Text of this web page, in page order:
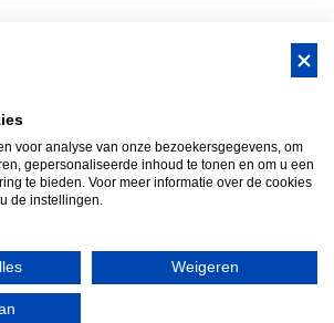
Natuurlijk Gastvrijer in
Groepsuitje Brabant Teamuitje Brabant
Heisessie Brabant
& Events- Heideweg 1a-5472 LC Loosbroek
22 91 53
voor analyse van onze bezoekersgegevens, om
gepersonaliseerde inhoud te tonen en om u een
te bieden. Voor meer informatie over de cookies
de instellingen.
Weigeren